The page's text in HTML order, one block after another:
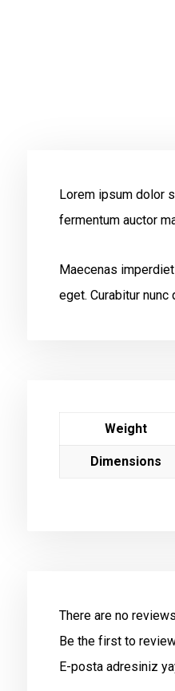
Lorem ipsum dolor
fermentum auctor
Maecenas
eget. Curabitur
Weight
Dimensions
There are no
Be the first to
E-posta adresiniz